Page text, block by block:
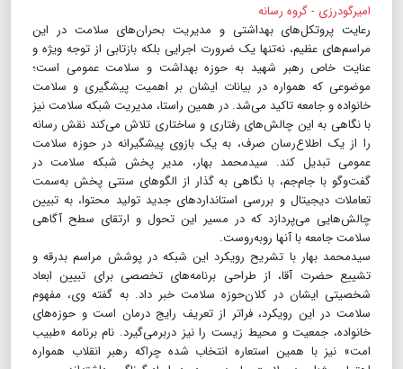
امیرگودرزی - گروه رسانه
رعایت پروتکل‌های بهداشتی و مدیریت بحران‌های سلامت در این
مراسم‌های عظیم، نه‌تنها یک ضرورت اجرایی بلکه بازتابی از توجه ویژه و
عنایت خاص رهبر شهید به حوزه بهداشت و سلامت عمومی است؛
موضوعی که همواره در بیانات ایشان بر اهمیت پیشگیری و سلامت
خانواده و جامعه تاکید می‌شد. در همین راستا، مدیریت شبکه سلامت نیز
با نگاهی به این چالش‌های رفتاری و ساختاری تلاش می‌کند نقش رسانه
را از یک اطلاع‌رسان صرف، به یک بازوی پیشگیرانه در حوزه سلامت
عمومی تبدیل کند. سیدمحمد بهار، مدیر پخش شبکه سلامت در
گفت‌وگو با جام‌‌جم، با نگاهی به گذار از الگوهای سنتی پخش به‌سمت
تعاملات دیجیتال و بررسی استانداردهای جدید تولید محتوا، به تبیین
چالش‌هایی می‌پردازد که در مسیر این تحول و ارتقای سطح آگاهی
سلامت جامعه با آنها روبه‌روست.
سیدمحمد بهار با تشریح رویکرد این شبکه در پوشش مراسم بدرقه و
تشییع حضرت آقا، از طراحی برنامه‌های تخصصی برای تبیین ابعاد
شخصیتی ایشان در کلان‌حوزه سلامت خبر داد. به گفته وی، مفهوم
سلامت در این رویکرد، فراتر از تعریف رایج درمان است و حوزه‌های
خانواده، جمعیت و محیط ‌زیست را نیز در‌بر‌می‌گیرد. نام برنامه «طبیب
امت» نیز با همین استعاره انتخاب شده چراکه رهبر انقلاب همواره